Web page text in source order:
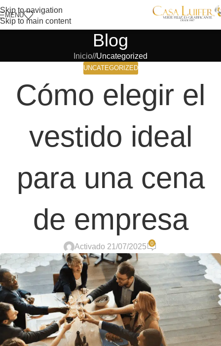
Skip to navigation
Skip to main content
MENÚ
Blog
Inicio/ Uncategorized
UNCATEGORIZED
Cómo elegir el
vestido ideal
para una cena
de empresa
Activado 21/07/2025 0